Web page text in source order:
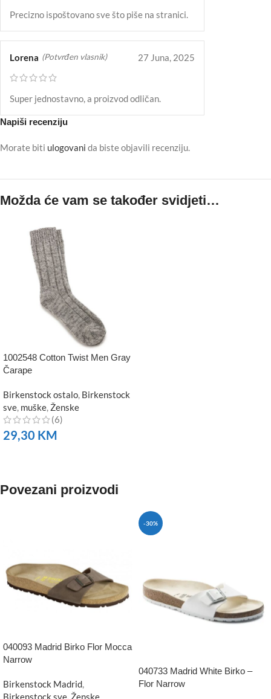
Precizno ispoštovano sve što piše na stranici.
Lorena (Potvrđen vlasnik) 27 Juna, 2025
Super jednostavno, a proizvod odličan.
Napiši recenziju
Morate biti ulogovani da biste objavili recenziju.
Možda će vam se također svidjeti…
1002548 Cotton Twist Men Gray
Čarape
Birkenstock ostalo Birkenstock
sve muške Ženske
(6)
29,30 KM
Povezani proizvodi
040093 Madrid Birko Flor Mocca
Narrow
Birkenstock Madrid
Birkenstock sve Ženske
-30%
040733 Madrid White Birko –
Flor Narrow